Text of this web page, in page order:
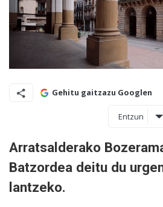
Gehitu gaitzazu Googlen
Entzun
Arratsalderako
Batzordea deitu du
lantzeko.